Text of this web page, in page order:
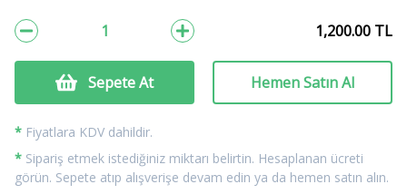
1,200.00 TL
Sepete At Hemen Satın Al
* Fiyatlara KDV dahildir.
* Sipariş etmek istediğiniz miktarı belirtin. Hesaplanan ücreti
görün. Sepete atıp alışverişe devam edin ya da hemen satın alın.